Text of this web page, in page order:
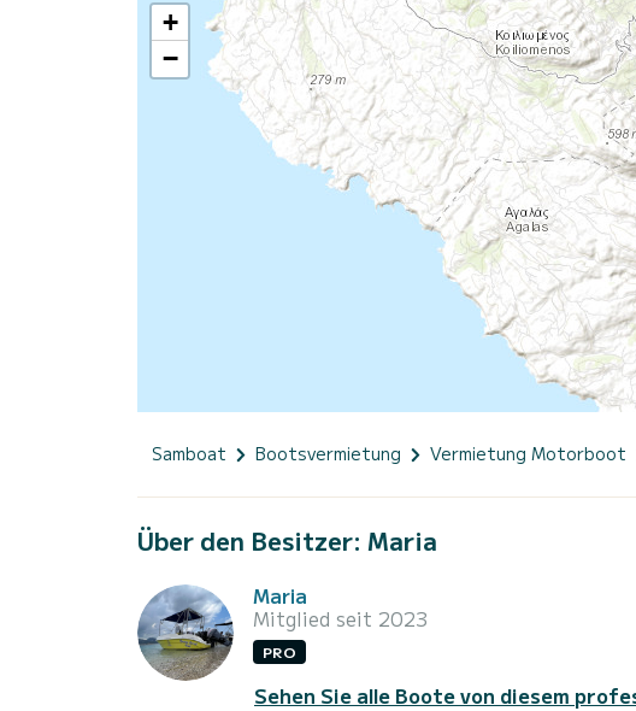
+
−
Samboat Bootsvermietung Vermietung Motorboot
Über den Besitzer: Maria
Maria
Mitglied seit 2023
PRO
Sehen Sie alle Boote von diesem